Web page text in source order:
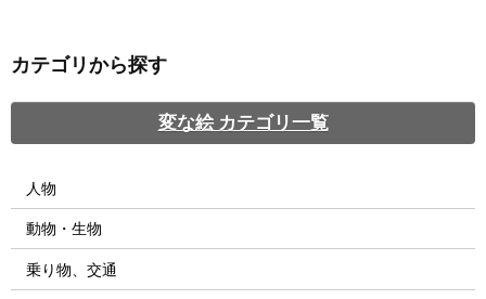
カテゴリから探す
変な絵 カテゴリ一覧
人物
動物・生物
乗り物、交通